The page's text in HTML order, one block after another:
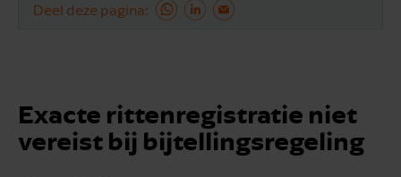
Deel deze pagina
Exacte rittenregistratie niet
vereist bij bijtellingsregeling